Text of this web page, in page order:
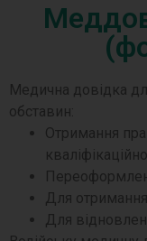
Медична довідка
обставин:
Отримання
Для отримання
Для